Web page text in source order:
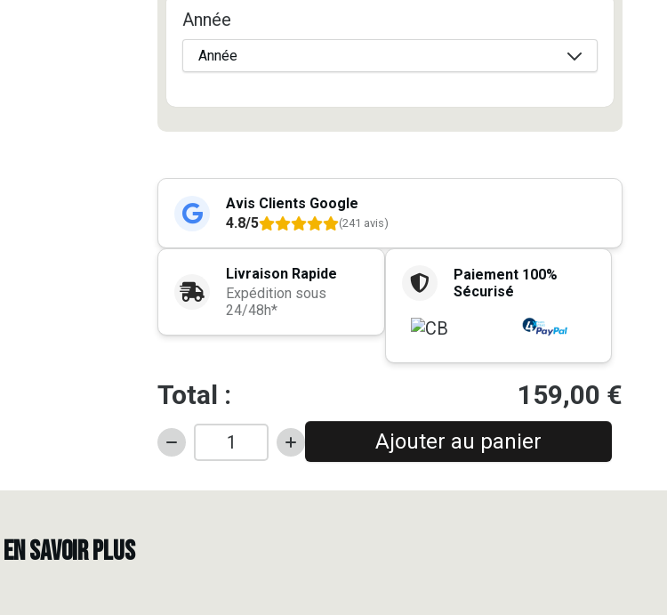
Année
Avis Clients Google
4.8/5
(241 avis)
Livraison Rapide
Expédition sous
24/48h*
Paiement 100%
Sécurisé
Total : 159,00 €
quantité
Kit
Ajouter au panier
EN SAVOIR PLUS